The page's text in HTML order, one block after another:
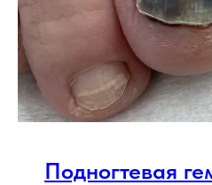
Подногтевая